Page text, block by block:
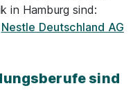
in Hamburg sind:
Nestle Deutschland AG
sind